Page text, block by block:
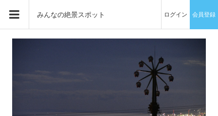
みんなの絶景スポット ログイン 会員登録